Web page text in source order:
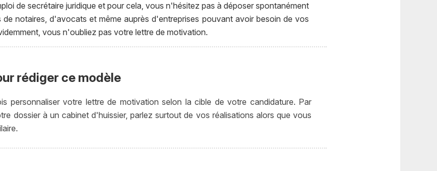
de secrétaire juridique et pour cela, vous n'hésitez pas à déposer spontanément
notaires, d'avocats et même auprès d'entreprises pouvant avoir besoin de vos
vous n'oubliez pas votre lettre de motivation.
rédiger ce modèle
personnaliser votre lettre de motivation selon la cible de votre candidature. Par
dossier à un cabinet d'huissier, parlez surtout de vos réalisations alors que vous